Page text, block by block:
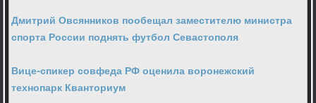
Дмитрий Овсянников пообещал заместителю министра
спорта России поднять футбол Севастополя
Вице-спикер совфеда РФ оценила воронежский
технопарк Кванториум